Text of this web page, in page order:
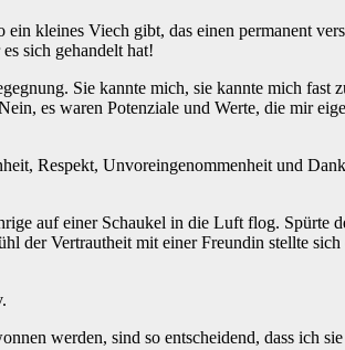
kleines Viech gibt, das einen permanent
sich gehandelt hat!
Sie kannte mich, sie kannte mich fast
es waren Potenziale und Werte, die mir
Respekt, Unvoreingenommenheit und
auf einer Schaukel in die Luft flog. Spürte
der Vertrautheit mit einer Freundin stellte
werden, sind so entscheidend, dass ich